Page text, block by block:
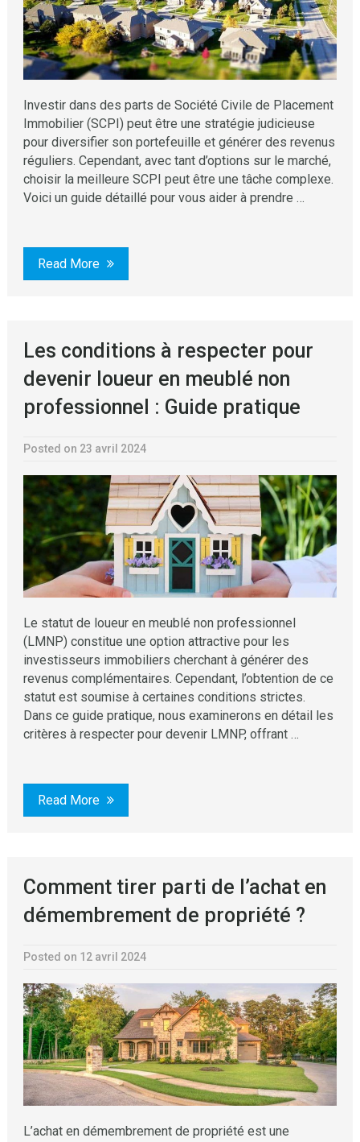
Investir dans des parts de Société Civile de Placement
Immobilier (SCPI) peut être une stratégie judicieuse
pour diversifier son portefeuille et générer des revenus
réguliers. Cependant, avec tant d’options sur le marché,
choisir la meilleure SCPI peut être une tâche complexe.
Voici un guide détaillé pour vous aider à prendre …
Read More
Les conditions à respecter pour
devenir loueur en meublé non
professionnel : Guide pratique
Posted on 23 avril 2024
Le statut de loueur en meublé non professionnel
(LMNP) constitue une option attractive pour les
investisseurs immobiliers cherchant à générer des
revenus complémentaires. Cependant, l’obtention de ce
statut est soumise à certaines conditions strictes.
Dans ce guide pratique, nous examinerons en détail les
critères à respecter pour devenir LMNP, offrant …
Read More
Comment tirer parti de l’achat en
démembrement de propriété ?
Posted on 12 avril 2024
L’achat en démembrement de propriété est une